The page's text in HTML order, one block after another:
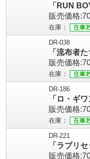
「RUN
販売価格
在庫：
DR-038
「流布者た
販売価格
在庫：
DR-186
「ロ・ギワ
販売価格
在庫：
DR-221
「ラブリ
販売価格